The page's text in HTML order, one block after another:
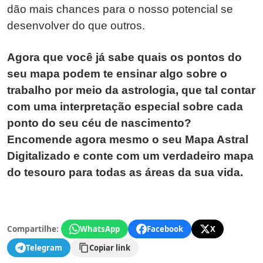
dão mais chances para o nosso potencial se
desenvolver do que outros.
Agora que você já sabe quais os pontos do
seu mapa podem te ensinar algo sobre o
trabalho por meio da astrologia, que tal contar
com uma interpretação especial sobre cada
ponto do seu céu de nascimento?
Encomende agora mesmo o seu Mapa Astral
Digitalizado e conte com um verdadeiro mapa
do tesouro para todas as áreas da sua vida.
Compartilhe: WhatsApp Facebook
X
Telegram
Copiar link